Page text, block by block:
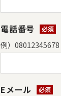
電話番号
例）08012345678
Eメール